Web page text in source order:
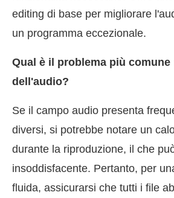
editing di base per migliorare
un programma eccezionale.
Qual è il problema più
dell'audio?
Se il campo audio presenta
diversi, si potrebbe notare un
durante la riproduzione, il che
insoddisfacente. Pertanto, per
fluida, assicurarsi che tutti i file